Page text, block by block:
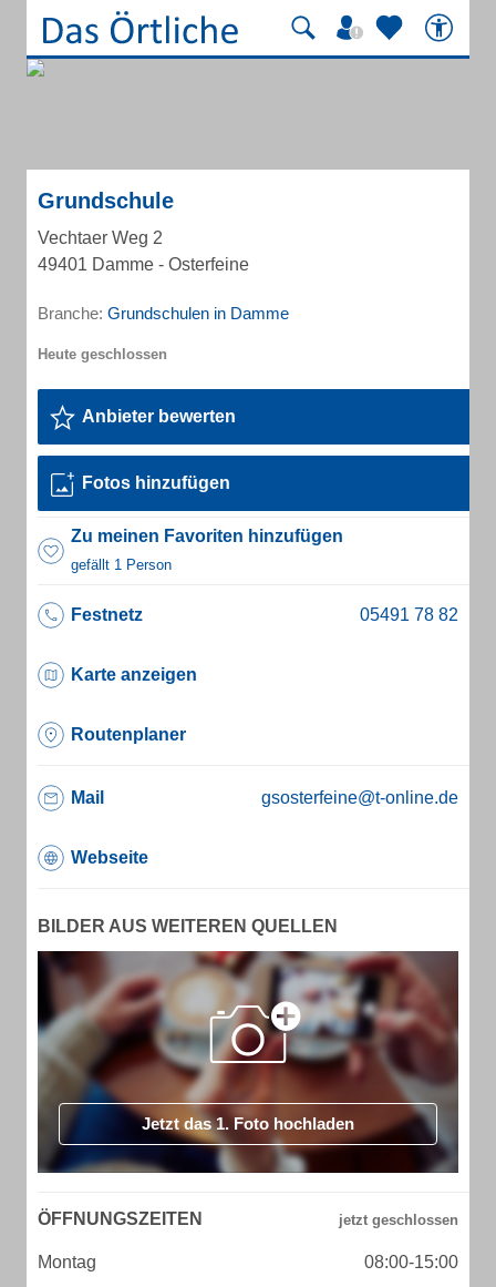
Grundschule
Vechtaer Weg 2
49401 Damme - Osterfeine
Branche: Grundschulen in Damme
Anbieter bewerten
Fotos hinzufügen
Zu meinen Favoriten hinzufügen
gefällt 1 Person
Festnetz
Karte anzeigen
Routenplaner
Mail gsosterfeine@t-online.de
Webseite
BILDER AUS WEITEREN QUELLEN
Jetzt das 1. Foto hochladen
ÖFFNUNGSZEITEN
Montag 08:00-15:00